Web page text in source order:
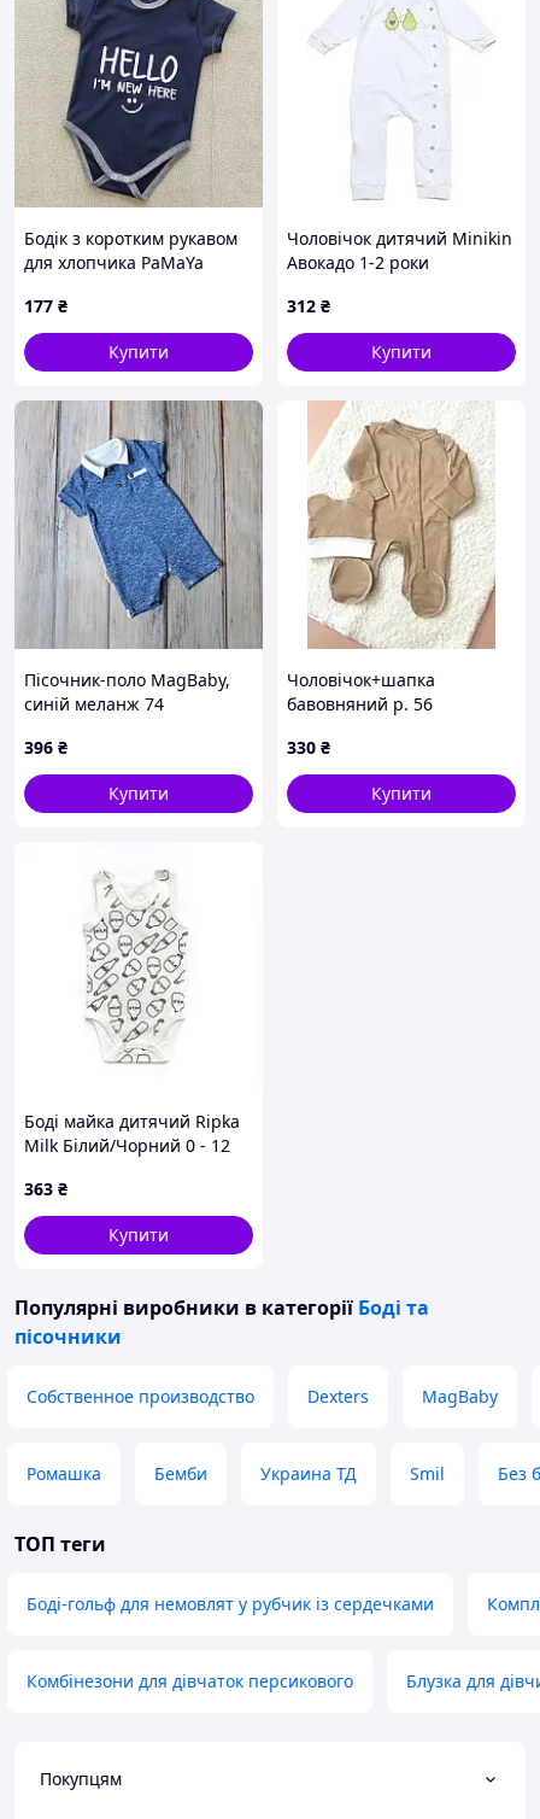
Бодік з коротким рукавом
для хлопчика PaMaYa
80-86
177 ₴
Купити
Чоловічок дитячий Minikin
Авокадо 1-2 роки
312 ₴
Купити
Пісочник-поло MagBaby,
синій меланж 74
396 ₴
Купити
Чоловічок+шапка
бавовняний р. 56
330 ₴
Купити
Боді майка дитячий Ripka
Milk Білий/Чорний 0 - 12
363 ₴
Купити
Популярні виробники в категорії Боді та
пісочники
Собственное производство Dexters MagBaby
Ромашка Бемби Украина ТД Smil Без
ТОП теги
Боді-гольф для немовлят у рубчик із сердечками
Комбінезони для дівчаток персикового Блузка для
Покупцям